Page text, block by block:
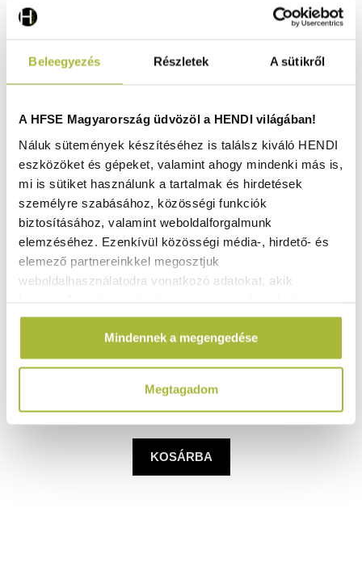
Beleegyezés Részletek A sütikről
A HFSE Magyarország üdvözöl a HENDI világában!
Náluk sütemények készítéséhez is találsz kiváló HENDI
eszközöket és gépeket, valamint ahogy mindenki más is,
mi is sütiket használunk a tartalmak és hirdetések
személyre szabásához, közösségi funkciók
biztosításához, valamint weboldalforgalmunk
elemzéséhez. Ezenkívül közösségi média-, hirdető- és
elemező partnereinkkel megosztjuk
weboldalhasználatodra vonatkozó adatokat, akik
amelyeket Te adtál meg számukra vagy az általad
használt más szolgáltatásokból gyűjtöttek.
Mindennek a megengedése
Megtagadom
Push tető, AmerBox, 691403-as modellhez,
⌀505x(H)190mm - HENDI 691434
8.250Ft
(6.496Ft+ ÁFA)
KOSÁRBA